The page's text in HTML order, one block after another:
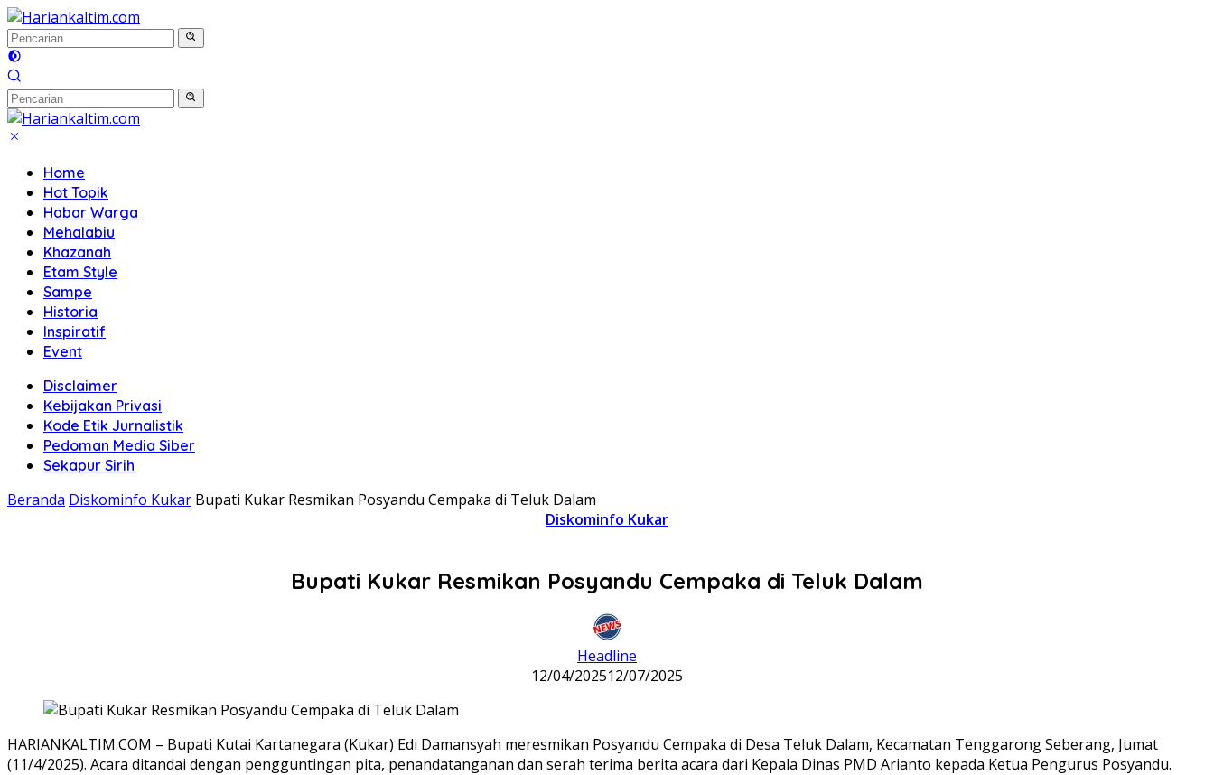
Langsung
ke
konten
Home
Hot Topik
Habar Warga
Mehalabiu
Khazanah
Etam Style
Sampe
Historia
Inspiratif
Event
Disclaimer
Kebijakan Privasi
Kode Etik Jurnalistik
Pedoman Media Siber
Sekapur Sirih
Beranda Diskominfo Kukar Bupati Kukar Resmikan Posyandu Cempaka di Teluk Dalam
Diskominfo Kukar
Bupati Kukar Resmikan Posyandu Cempaka di Teluk Dalam
Headline
12/04/202512/07/2025
HARIANKALTIM.COM – Bupati Kutai Kartanegara (Kukar) Edi Damansyah meresmikan Posyandu Cempaka di Desa Teluk Dalam, Kecamatan Tenggarong Seberang, Jumat
(11/4/2025). Acara ditandai dengan pengguntingan pita, penandatanganan dan serah terima berita acara dari Kepala Dinas PMD Arianto kepada Ketua Pengurus Posyandu.